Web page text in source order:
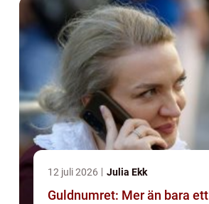
12 juli 2026 Julia Ekk
Guldnumret: Mer än bara ett